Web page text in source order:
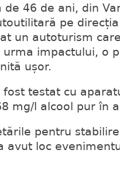
46 de ani, din
pe
un autoturism
impactului, o
ușor.
testat cu
mg/l alcool pur în
pentru
avut loc